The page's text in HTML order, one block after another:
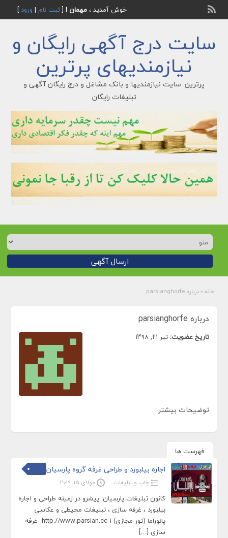
خوش آمدید ، مهمان ![ثبت نام | ورود]
سایت درج آگهی رایگان و
نیازمندیهای پرترین
پرترین: سایت نیازمندیها و بانک مشاغل و درج رایگان آگهی و
تبلیغات رایگان
ارسال آگهی
خانه » درباره parsianghorfe
درباره parsianghorfe
تاریخ عضویت: تیر ۲۱, ۱۳۹۸
توضیحات بیشتر
فهرست ها
اجاره بیلبورد و طراحی غرفه گروه پارسیان
چاپ و تبلیغات جولای 15, 2019
کانون تبلیغات پارسیان: پیشرو در زمینه طراحی و اجاره
بیلبورد ، غرفه سازی ، تبلیغات محیطی و عکاسی
پانوراما (تور مجازی) http://www.parsian.cc 1- غرفه
سازی […]